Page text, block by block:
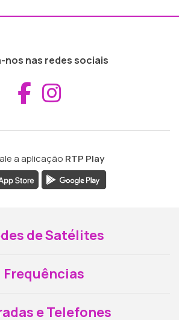
nos nas redes sociais
Aceder ao
a aplicação RTP Play
de Satélites
Frequências
e Telefones